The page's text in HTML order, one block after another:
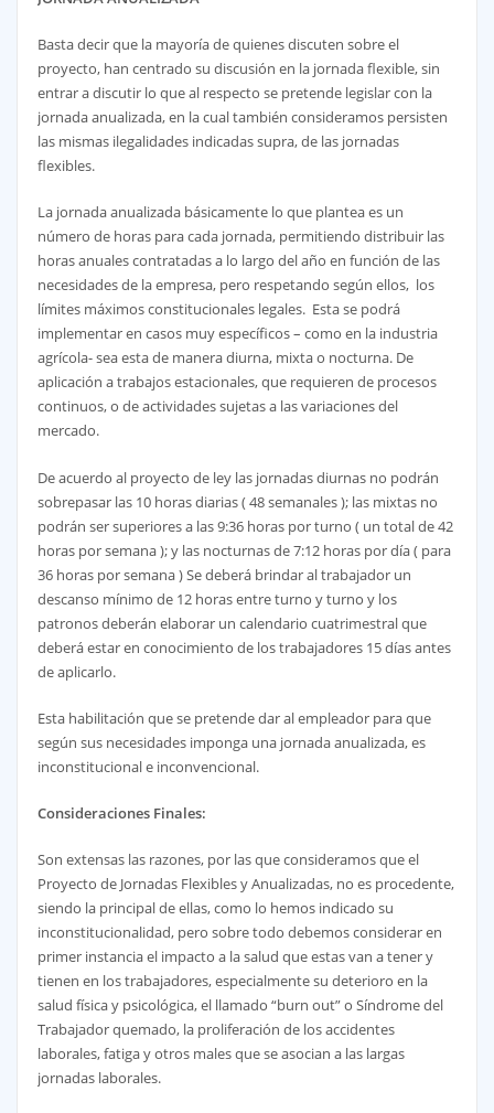
Basta decir que la mayoría de quienes discuten sobre el
proyecto, han centrado su discusión en la jornada flexible, sin
entrar a discutir lo que al respecto se pretende legislar con la
jornada anualizada, en la cual también consideramos persisten
las mismas ilegalidades indicadas supra, de las jornadas
flexibles.
La jornada anualizada básicamente lo que plantea es un
número de horas para cada jornada, permitiendo distribuir las
horas anuales contratadas a lo largo del año en función de las
necesidades de la empresa, pero respetando según ellos, los
límites máximos constitucionales legales. Esta se podrá
implementar en casos muy específicos – como en la industria
agrícola- sea esta de manera diurna, mixta o nocturna. De
aplicación a trabajos estacionales, que requieren de procesos
continuos, o de actividades sujetas a las variaciones del
mercado.
De acuerdo al proyecto de ley las jornadas diurnas no podrán
sobrepasar las 10 horas diarias ( 48 semanales ); las mixtas no
podrán ser superiores a las 9:36 horas por turno ( un total de 42
horas por semana ); y las nocturnas de 7:12 horas por día ( para
36 horas por semana ) Se deberá brindar al trabajador un
descanso mínimo de 12 horas entre turno y turno y los
patronos deberán elaborar un calendario cuatrimestral que
deberá estar en conocimiento de los trabajadores 15 días antes
de aplicarlo.
Esta habilitación que se pretende dar al empleador para que
según sus necesidades imponga una jornada anualizada, es
inconstitucional e inconvencional.
Consideraciones Finales:
Son extensas las razones, por las que consideramos que el
Proyecto de Jornadas Flexibles y Anualizadas, no es procedente,
siendo la principal de ellas, como lo hemos indicado su
inconstitucionalidad, pero sobre todo debemos considerar en
primer instancia el impacto a la salud que estas van a tener y
tienen en los trabajadores, especialmente su deterioro en la
salud física y psicológica, el llamado “burn out” o Síndrome del
Trabajador quemado, la proliferación de los accidentes
laborales, fatiga y otros males que se asocian a las largas
jornadas laborales.